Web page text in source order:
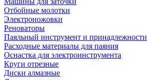
Отбойные молотки
Электроножовки
Реноваторы
Паяльный инструмент и принадлежности
Расходные материалы для паяния
Оснастка для электроинструмента
Круги отрезные
Диски алмазные